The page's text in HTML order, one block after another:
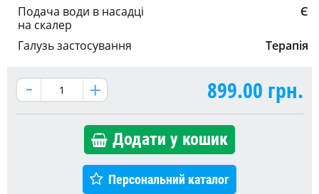
Подача води в насадці
на скалер
Є
Галузь застосування Терапія
899.00 грн.
Додати у кошик
Персональний каталог